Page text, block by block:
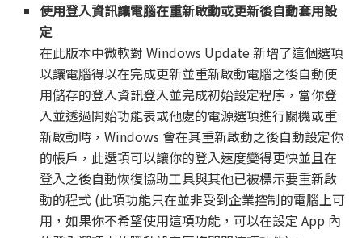
使用登入資訊讓電腦在重新啟動或更新後自動套用設
定
在此版本中微軟對 Windows Update 新增了這個選項
以讓電腦得以在完成更新並重新啟動電腦之後自動使
用儲存的登入資訊登入並完成初始設定程序，當你登
入並透過開始功能表或他處的電源選項進行關機或重
新啟動時，Windows 會在其重新啟動之後自動設定你
的帳戶，此選項可以讓你的登入速度變得更快並且在
登入之後自動恢復協助工具與其他已被標示要重新啟
動的程式 (此項功能只在並非受到企業控制的電腦上可
用，如果你不希望使用這項功能，可以在設定 App 內